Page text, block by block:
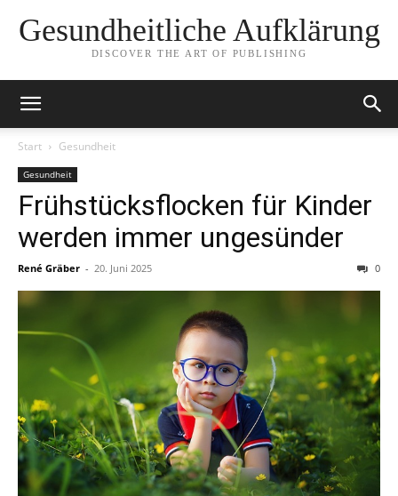
Gesundheitliche Aufklärung
DISCOVER THE ART OF PUBLISHING
Start Gesundheit
Gesundheit
Frühstücksflocken für Kinder
werden immer ungesünder
René Gräber - 20. Juni 2025 0